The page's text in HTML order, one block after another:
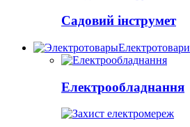
Садовий інструмет
Електротовари
Електрообладнання